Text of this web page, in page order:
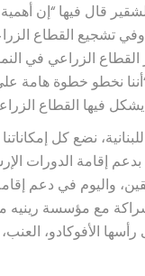
قال فيها “إن
تشجيع القطاع
الزراعي في
نخطو خطوة هامة
يشكل فيها القطاع
نضع كل
بدعم إقامة الدورات
الأفوكادو،